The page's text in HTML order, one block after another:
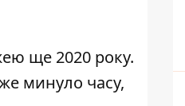
ще 2020 року.
минуло часу,